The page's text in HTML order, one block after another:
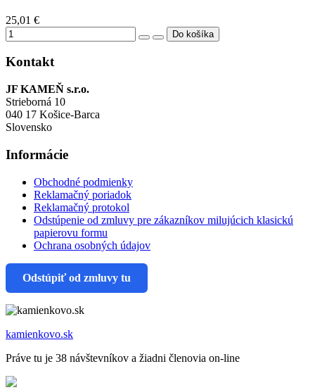
25,01 €
Kontakt
JF KAMEŇ s.r.o.
Strieborná 10
040 17 Košice-Barca
Slovensko
Informácie
Obchodné podmienky
Reklamačný poriadok
Reklamačný protokol
Odstúpenie od zmluvy pre zákazníkov milujúcich klasickú
papierovu formu
Ochrana osobných údajov
Odstúpiť od zmluvy tu
kamienkovo.sk
Práve tu je 38 návštevníkov a žiadni členovia on-line